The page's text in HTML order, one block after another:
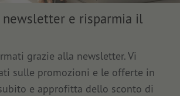
e risparmia il
grazie alla newsletter. Vi
sulle promozioni e le offerte in
e approfitta dello sconto di